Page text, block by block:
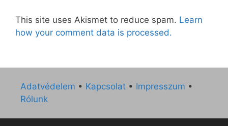
This site uses Akismet to reduce spam. Learn
how your comment data is processed.
Adatvédelem • Kapcsolat • Impresszum •
Rólunk